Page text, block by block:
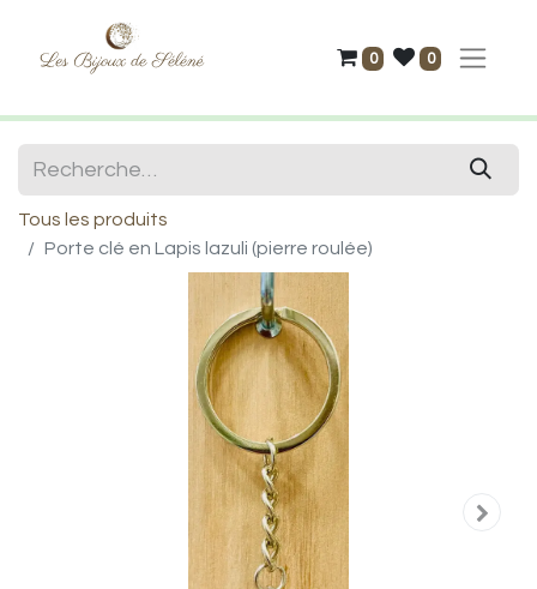
0 0
Tous les produits
Porte clé en Lapis lazuli (pierre roulée)